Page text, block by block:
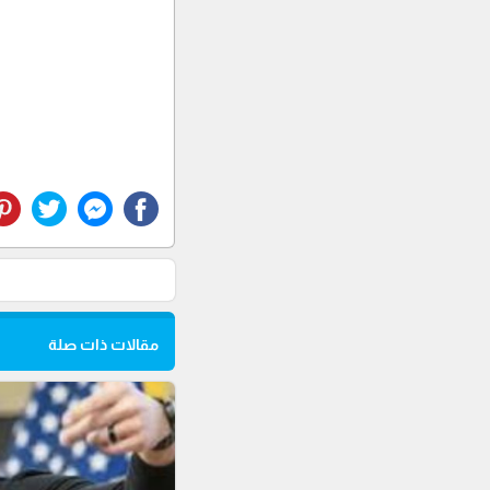
مقالات ذات صلة